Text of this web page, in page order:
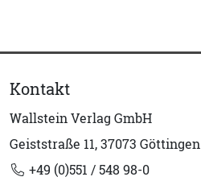
Kontakt
Wallstein Verlag GmbH
Geiststraße 11, 37073 Göttingen
+49 (0)551 / 548 98-0